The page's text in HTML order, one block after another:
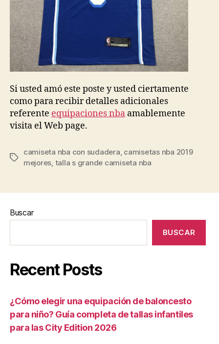
Si usted amó este poste y usted ciertamente
como para recibir detalles adicionales
referente equipaciones nba amablemente
visita el Web page.
Etiquetas
camiseta nba con sudadera camisetas nba 2019
mejores talla s grande camiseta nba
Buscar
BUSCAR
Recent Posts
¿Cómo elegir una equipación de baloncesto
para niño? Guía completa de tallas infantiles
para las City Edition 2026